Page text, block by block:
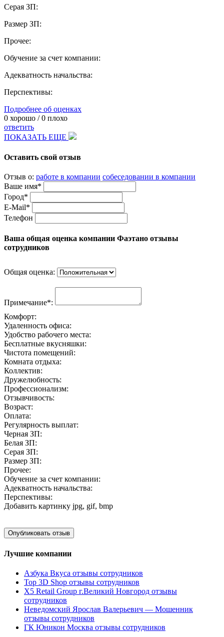
Серая ЗП:
Размер ЗП:
Прочее:
Обучение за счет компании:
Адекватность начальства:
Перспективы:
Подробнее об оценках
0 хорошо /0 плохо
ответить
ПОКАЗАТЬ ЕЩЕ
Оставить свой отзыв
Отзыв о: работе в компании собеседовании в компании
Ваше имя*
Город*
E-Mail*
Телефон
Ваша общая оценка компании Фаэтано отзывы
сотрудников
Общая оценка:
Примечание*:
Комфорт:
Удаленность офиса:
Удобство рабочего места:
Бесплатные вкусняшки:
Чистота помещений:
Комната отдыха:
Коллектив:
Дружелюбность:
Профессионализм:
Отзывчивость:
Возраст:
Оплата:
Регулярность выплат:
Черная ЗП:
Белая ЗП:
Серая ЗП:
Размер ЗП:
Прочее:
Обучение за счет компании:
Адекватность начальства:
Перспективы:
Добавить картинку jpg, gif, bmp
Лучшие компании
Азбука Вкуса отзывы сотрудников
Top 3D Shop отзывы сотрудников
X5 Retail Group г.Великий Новгород отзывы
сотрудников
Неведомский Ярослав Валерьевич — Мошенник
отзывы сотрудников
ГК Юникон Москва отзывы сотрудников